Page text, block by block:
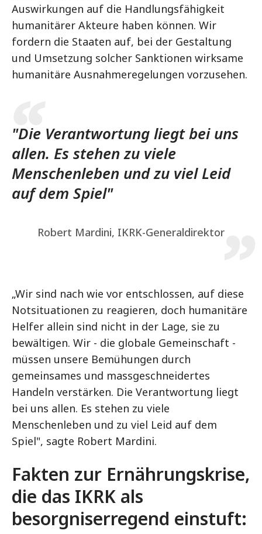
Auswirkungen auf die Handlungsfähigkeit
humanitärer Akteure haben können. Wir
fordern die Staaten auf, bei der Gestaltung
und Umsetzung solcher Sanktionen wirksame
humanitäre Ausnahmeregelungen vorzusehen.
"Die Verantwortung liegt bei uns
allen. Es stehen zu viele
Menschenleben und zu viel Leid
auf dem Spiel"
Robert Mardini, IKRK-Generaldirektor
„Wir sind nach wie vor entschlossen, auf diese
Notsituationen zu reagieren, doch humanitäre
Helfer allein sind nicht in der Lage, sie zu
bewältigen. Wir - die globale Gemeinschaft -
müssen unsere Bemühungen durch
gemeinsames und massgeschneidertes
Handeln verstärken. Die Verantwortung liegt
bei uns allen. Es stehen zu viele
Menschenleben und zu viel Leid auf dem
Spiel", sagte Robert Mardini.
Fakten zur Ernährungskrise,
die das IKRK als
besorgniserregend einstuft: